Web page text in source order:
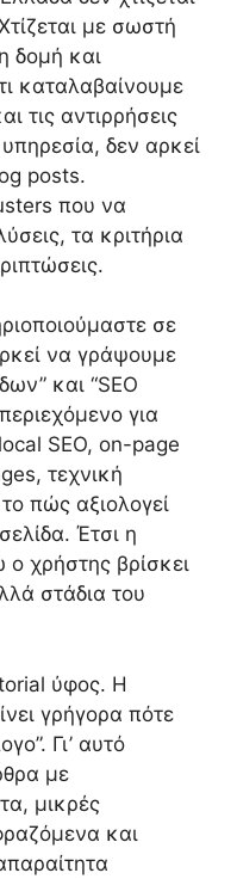
με σωστή
δομή και
καταλαβαίνουμε
τις αντιρρήσεις
δεν αρκεί
posts.
που να
τα κριτήρια
σε
να γράψουμε
και “SEO
για
SEO, on-page
τεχνική
πώς αξιολογεί
Έτσι η
χρήστης βρίσκει
στάδια του
ύφος. Η
γρήγορα πότε
Γι’ αυτό
με
μικρές
και